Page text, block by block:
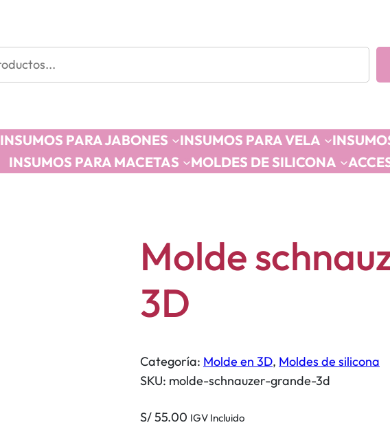
INSUMOS PARA JABONES INSUMOS PARA VELA
INSUMOS PARA MACETAS
MOLDES DE SILICONA
Molde
3D
Categoría: Molde en 3D, Moldes de silicona
SKU: molde-schnauzer-grande-3d
S/55.00 IGV Incluido